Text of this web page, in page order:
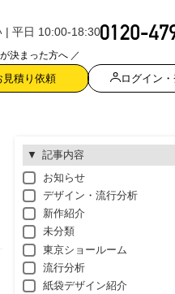
| 平日 10:00-18:30
決まった方へ ／
見積り依頼 ログイン
記事内容
お知らせ
デザイン・流行分析
新作紹介
未分類
東京ショールーム
流行分析
紙袋デザイン紹介